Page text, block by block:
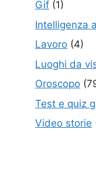
Gif (1)
Intelligenza
Lavoro (4)
Luoghi da
Oroscopo
Test e quiz
Video storie